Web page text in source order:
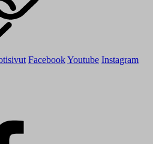
FacebookYoutube Instagram